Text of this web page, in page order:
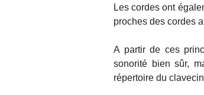
Les cordes ont
proches des cordes
A partir de ces
sonorité bien sûr,
répertoire du